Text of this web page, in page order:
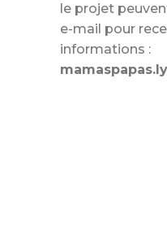
le projet
e-mail pour
informations :